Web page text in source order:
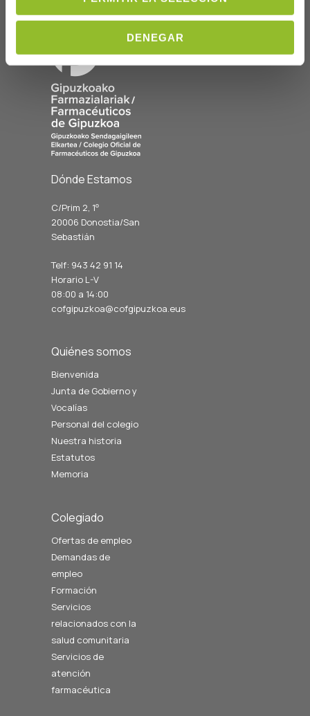
DENEGAR
Dónde Estamos
C/Prim 2, 1º
20006 Donostia/San
Sebastián
Telf: 943 42 91 14
Horario L-V
08:00 a 14:00
cofgipuzkoa@cofgipuzkoa.eus
Quiénes somos
Bienvenida
Junta de Gobierno y
Vocalías
Personal del colegio
Nuestra historia
Estatutos
Memoria
Colegiado
Ofertas de empleo
Demandas de
empleo
Formación
Servicios
relacionados con la
salud comunitaria
Servicios de
atención
farmacéutica